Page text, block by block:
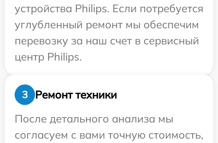
устройства Philips. Если потребуется
углубленный ремонт мы обеспечим
перевозку за наш счет в сервисный
центр Philips.
3
Ремонт техники
После детального анализа мы
согласуем с вами точную стоимость,